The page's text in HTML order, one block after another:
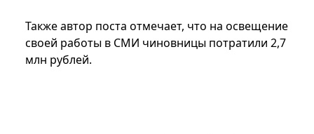
Также автор поста отмечает, что на освещение
своей работы в СМИ чиновницы потратили 2,7
млн рублей.